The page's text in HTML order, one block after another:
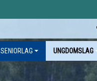
SENIORLAG UNGDOMSLAG